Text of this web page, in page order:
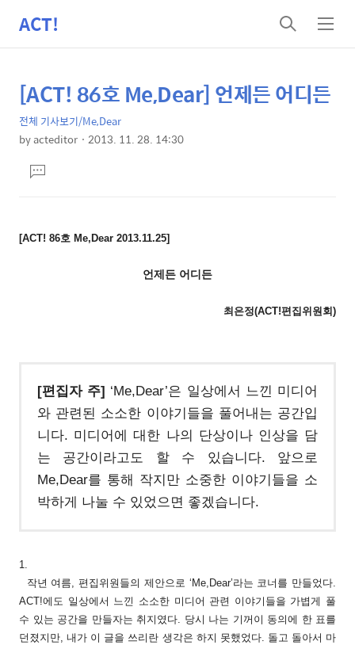
ACT!
검
색
메
뉴
상
세
컨
텐
츠
본
문
제
목
[ACT! 86호 Me,Dear] 언제든 어디든
전체 기사보기/Me,Dear
byacteditor 2013. 11. 28. 14:30
문댓
글
[ACT! 86호 Me,Dear 2013.11.25]
언제든 어디든
최은정(ACT!편집위원회)
[편집자 주] ‘Me,Dear’은 일상에서 느낀 미디어
와 관련된 소소한 이야기들을 풀어내는 공간입
니다. 미디어에 대한 나의 단상이나 인상을 담
는 공간이라고도 할 수 있습니다. 앞으로
Me,Dear를 통해 작지만 소중한 이야기들을 소
박하게 나눌 수 있었으면 좋겠습니다.
1.
작년 여름, 편집위원들의 제안으로 ‘Me,Dear’라는 코너를 만들었다.
ACT!에도 일상에서 느낀 소소한 미디어 관련 이야기들을 가볍게 풀
수 있는 공간을 만들자는 취지였다. 당시 나는 기꺼이 동의에 한 표를
던졌지만, 내가 이 글을 쓰리란 생각은 하지 못했었다. 돌고 돌아서 마